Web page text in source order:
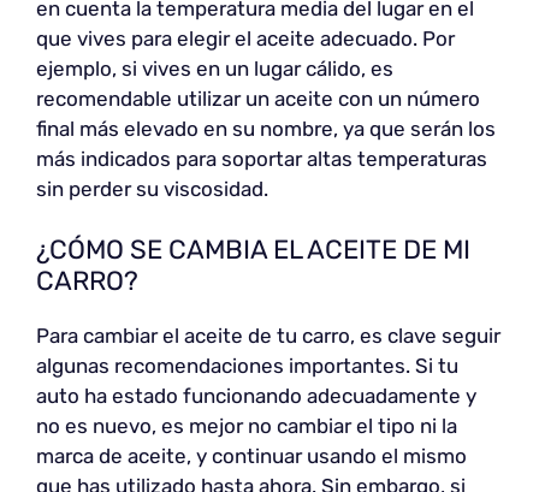
en cuenta la temperatura media del lugar en el
que vives para elegir el aceite adecuado. Por
ejemplo, si vives en un lugar cálido, es
recomendable utilizar un aceite con un número
final más elevado en su nombre, ya que serán los
más indicados para soportar altas temperaturas
sin perder su viscosidad.
¿CÓMO SE CAMBIA EL ACEITE DE MI
CARRO?
Para cambiar el aceite de tu carro, es clave seguir
algunas recomendaciones importantes. Si tu
auto ha estado funcionando adecuadamente y
no es nuevo, es mejor no cambiar el tipo ni la
marca de aceite, y continuar usando el mismo
que has utilizado hasta ahora. Sin embargo, si